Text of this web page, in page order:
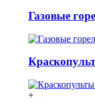
Газовые
+